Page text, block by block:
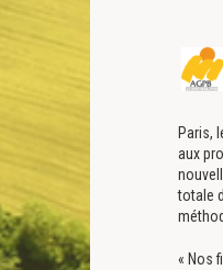
Paris,
aux
totale
« Nos